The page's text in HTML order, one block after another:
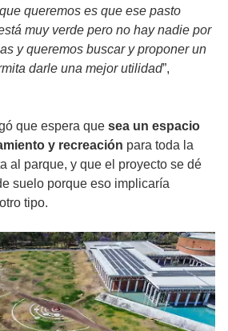
queremos es que ese pasto
muy verde pero no hay nadie por
y queremos buscar y proponer un
darle una mejor utilidad”,
que espera que sea un espacio
y recreación para toda la
al parque, y que el proyecto se dé
suelo porque eso implicaría
tipo.